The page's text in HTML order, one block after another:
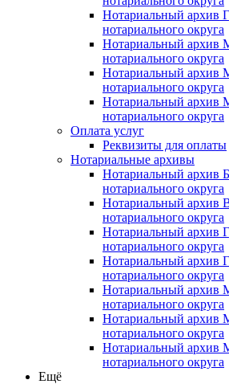
Нотариальный архив
нотариального округа
Нотариальный архив
нотариального округа
Нотариальный архив
нотариального округа
Нотариальный архив
нотариального округа
Оплата услуг
Реквизиты для оплаты
Нотариальные архивы
Нотариальный архив
нотариального округа
Нотариальный архив
нотариального округа
Нотариальный архив
нотариального округа
Нотариальный архив
нотариального округа
Нотариальный архив
нотариального округа
Нотариальный архив
нотариального округа
Нотариальный архив
нотариального округа
Ещё